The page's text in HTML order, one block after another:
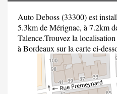
Auto Deboss (33300) est
5.3km de Mérignac, à 7.2km
Talence.Trouvez la
à Bordeaux sur la carte ci-